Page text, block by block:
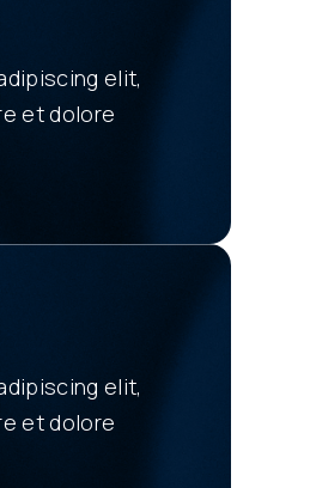
elit,
et dolore
elit,
et dolore